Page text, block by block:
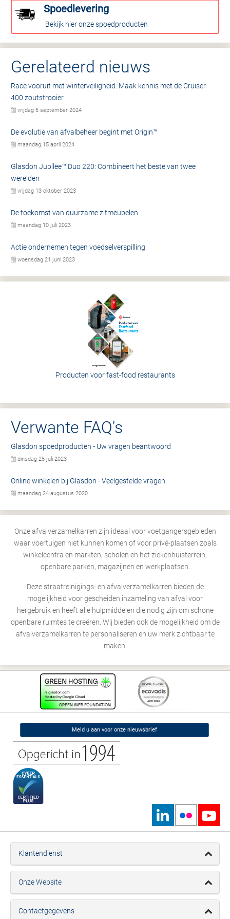
Spoedlevering
Bekijk hier onze spoedproducten
Gerelateerd nieuws
Race vooruit met winterveiligheid: Maak kennis met de Cruiser
400 zoutstrooier
vrijdag 6 september 2024
De evolutie van afvalbeheer begint met Origin™
maandag 15 april 2024
Glasdon Jubilee™ Duo 220: Combineert het beste van twee
werelden
vrijdag 13 oktober 2023
De toekomst van duurzame zitmeubelen
maandag 10 juli 2023
Actie ondernemen tegen voedselverspilling
woensdag 21 juni 2023
Producten voor fast-food restaurants
Verwante FAQ's
Glasdon spoedproducten - Uw vragen beantwoord
dinsdag 25 juli 2023
Online winkelen bij Glasdon - Veelgestelde vragen
maandag 24 augustus 2020
Onze afvalverzamelkarren zijn ideaal voor voetgangersgebieden
waar voertuigen niet kunnen komen of voor privé-plaatsen zoals
winkelcentra en markten, scholen en het ziekenhuisterrein,
openbare parken, magazijnen en werkplaatsen.
Deze straatreinigings- en afvalverzamelkarren bieden de
mogelijkheid voor gescheiden inzameling van afval voor
hergebruik en heeft alle hulpmiddelen die nodig zijn om schone
openbare ruimtes te creëren. Wij bieden ook de mogelijkheid om de
afvalverzamelkarren te personaliseren en uw merk zichtbaar te
maken.
Meld u aan voor onze nieuwsbrief
Klantendienst
Onze Website
Contactgegevens